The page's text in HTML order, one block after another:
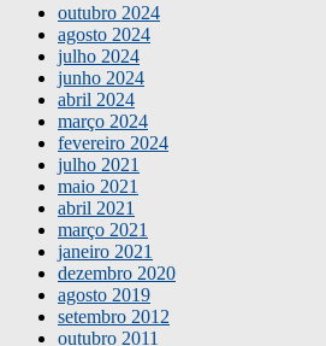
outubro 2024
agosto 2024
julho 2024
junho 2024
abril 2024
março 2024
fevereiro 2024
julho 2021
maio 2021
abril 2021
março 2021
janeiro 2021
dezembro 2020
agosto 2019
setembro 2012
outubro 2011